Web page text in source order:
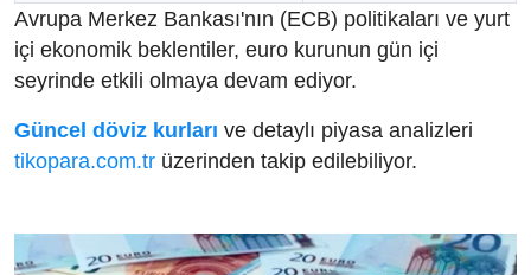
Avrupa Merkez Bankası'nın (ECB) politikaları ve yurt
içi ekonomik beklentiler, euro kurunun gün içi
seyrinde etkili olmaya devam ediyor.
Güncel döviz kurları ve detaylı piyasa analizleri
tikopara.com.tr üzerinden takip edilebiliyor.